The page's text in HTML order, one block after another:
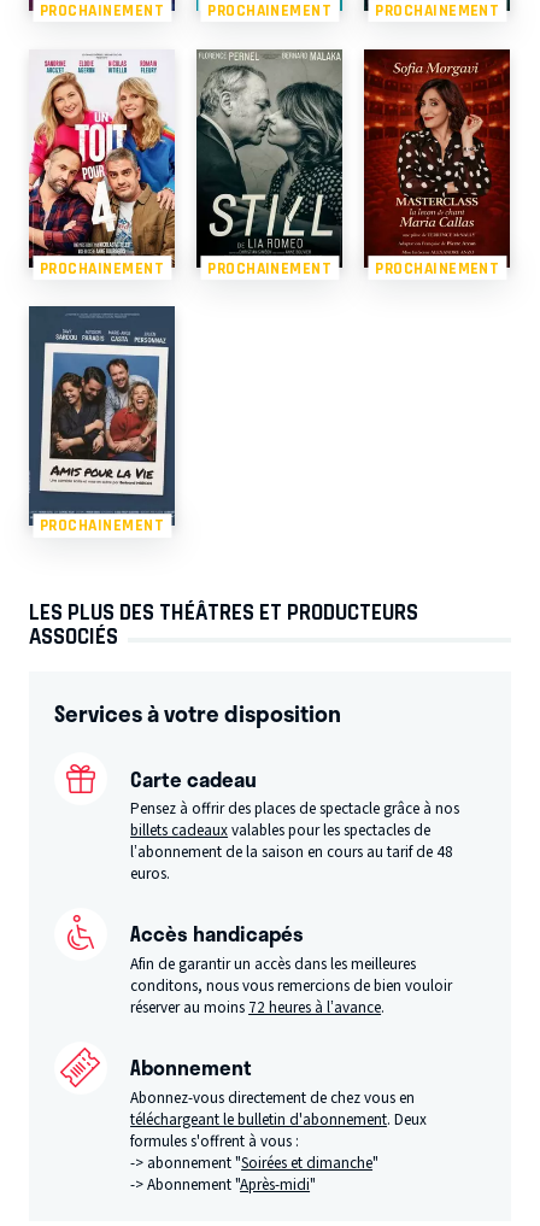
PROCHAINEMENT PROCHAINEMENT PROCHAINEMENT
PROCHAINEMENT PROCHAINEMENT PROCHAINEMENT
PROCHAINEMENT
LES PLUS DES THÉÂTRES ET PRODUCTEURS
ASSOCIÉS
Services à votre disposition
Carte cadeau
Pensez à offrir des places de spectacle grâce à nos
billets cadeauxvalables pour les spectacles de
l’abonnement de la saison en cours au tarif de 48
euros.
Accès handicapés
Afin de garantir un accès dans les meilleures
conditons, nous vous remercions de bien vouloir
réserver au moins 72 heures à l’avance.
Abonnement
Abonnez-vous directement de chez vous en
téléchargeant le bulletin d'abonnement. Deux
formules s'offrent à vous :
-> abonnement "Soirées et dimanche"
-> Abonnement "Après-midi"